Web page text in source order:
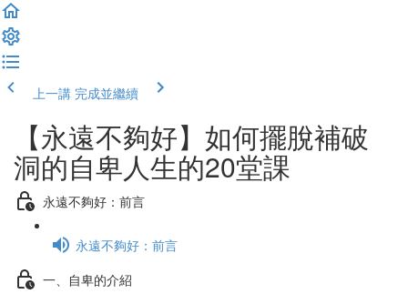
上一講 完成並繼續
【永遠不夠好】如何擺脫補破
洞的自卑人生的20堂課
永遠不夠好：前言
永遠不夠好：前言
一、自卑的介紹